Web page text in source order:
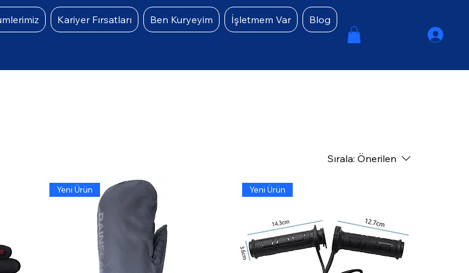
Kariyer Fırsatları Ben Kuryeyim İşletmem Var Blog
Sırala: Önerilen
Yeni Ürün Yeni Ürün